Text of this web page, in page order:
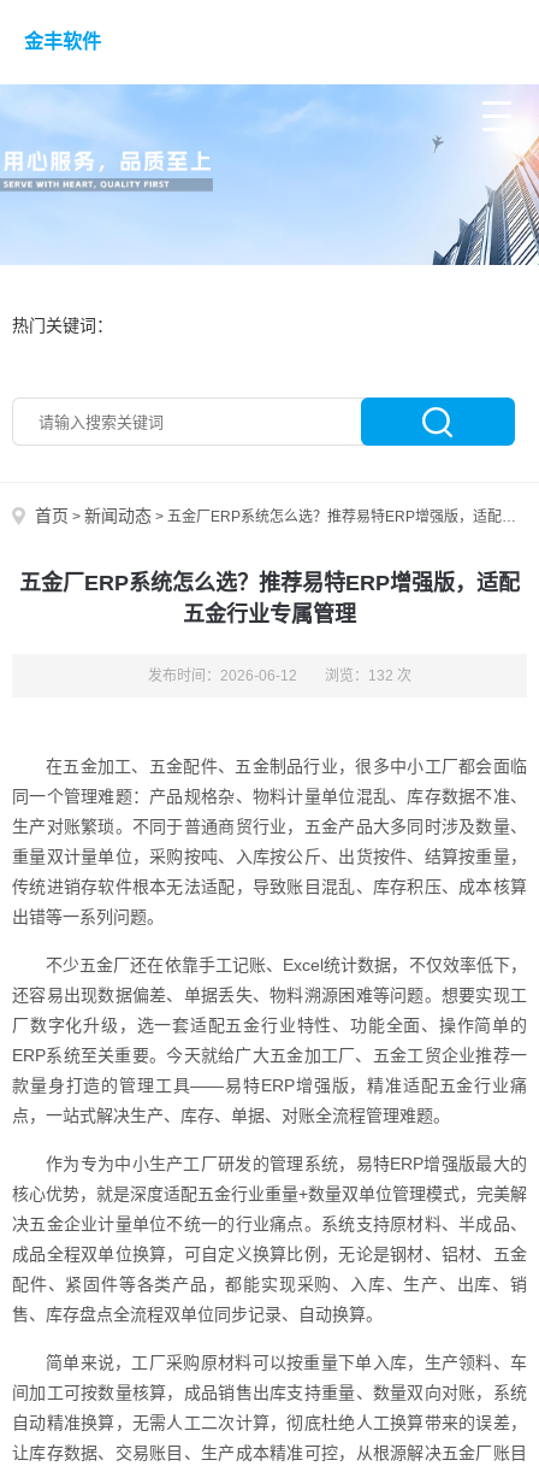
金丰软件
热门关键词：
首页 > 新闻动态 > 五金厂ERP系统怎么选？推荐易特ERP增强版，适配五金行业专属管理
五金厂ERP系统怎么选？推荐易特ERP增强版，适配
五金行业专属管理
发布时间：2026-06-12 浏览：132 次
在五金加工、五金配件、五金制品行业，很多中小工厂都会面临
同一个管理难题：产品规格杂、物料计量单位混乱、库存数据不准、
生产对账繁琐。不同于普通商贸行业，五金产品大多同时涉及数量、
重量双计量单位，采购按吨、入库按公斤、出货按件、结算按重量，
传统进销存软件根本无法适配，导致账目混乱、库存积压、成本核算
出错等一系列问题。
不少五金厂还在依靠手工记账、Excel统计数据，不仅效率低下，
还容易出现数据偏差、单据丢失、物料溯源困难等问题。想要实现工
厂数字化升级，选一套适配五金行业特性、功能全面、操作简单的
ERP系统至关重要。今天就给广大五金加工厂、五金工贸企业推荐一
款量身打造的管理工具——易特ERP增强版，精准适配五金行业痛
点，一站式解决生产、库存、单据、对账全流程管理难题。
作为专为中小生产工厂研发的管理系统，易特ERP增强版最大的
核心优势，就是深度适配五金行业重量+数量双单位管理模式，完美解
决五金企业计量单位不统一的行业痛点。系统支持原材料、半成品、
成品全程双单位换算，可自定义换算比例，无论是钢材、铝材、五金
配件、紧固件等各类产品，都能实现采购、入库、生产、出库、销
售、库存盘点全流程双单位同步记录、自动换算。
简单来说，工厂采购原材料可以按重量下单入库，生产领料、车
间加工可按数量核算，成品销售出库支持重量、数量双向对账，系统
自动精准换算，无需人工二次计算，彻底杜绝人工换算带来的误差，
让库存数据、交易账目、生产成本精准可控，从根源解决五金厂账目